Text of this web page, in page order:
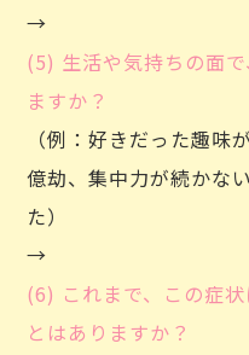
→
(5) 生活や気持ちの面
ますか？
（例：好きだった趣味
億劫、集中力が続かな
た）
→
(6) これまで、この症
とはありますか？